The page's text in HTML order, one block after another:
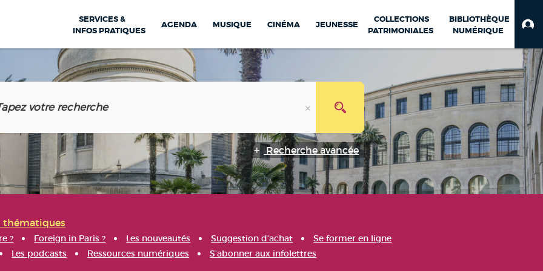
SERVICES &
INFOS PRATIQUES
AGENDA MUSIQUE CINÉMA JEUNESSE
COLLECTIONS
PATRIMONIALES
BIBLIOTHÈQUE
NUMÉRIQUE
Recherche avancée
thématiques
? Foreign in Paris ? Les nouveautés Suggestion d'achat
Se former en ligne
Les podcasts Ressources numériques S'abonner aux infolettres